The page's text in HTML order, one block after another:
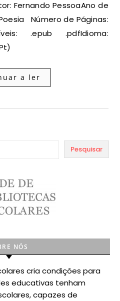
Número de Páginas:
.epub .pdfIdioma:
a ler
Pesquisar
NÓS
cria condições para
educativas tenham
capazes de